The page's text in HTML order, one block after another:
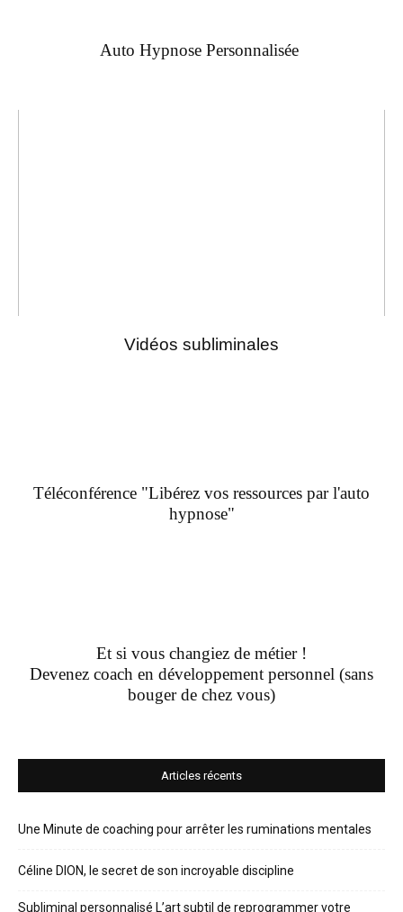
Auto Hypnose Personnalisée
Vidéos subliminales
Téléconférence "Libérez vos ressources par l'auto
hypnose"
Et si vous changiez de métier !
Devenez coach en développement personnel (sans
bouger de chez vous)
Articles récents
Une Minute de coaching pour arrêter les ruminations mentales
Céline DION, le secret de son incroyable discipline
Subliminal personnalisé L’art subtil de reprogrammer votre